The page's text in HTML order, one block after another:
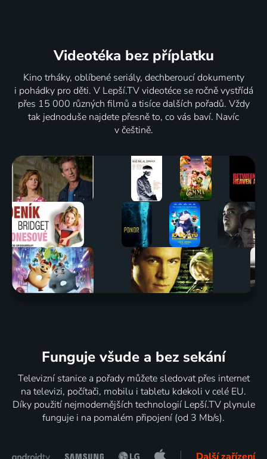
Videotéka bez příplatku
Kino trháky, oblíbené seriály, dechberoucí dokumenty
i pohádky pro děti. V Lepší.TV videotéce se ročně vystřídá
přes 15 000 různých filmů a tisíce dalších pořadů. Vždy
tak jednoduše najdete přesně to, co vás baví. Navíc
v češtině.
Funguje všude a bez sekání
Televizní stanice a pořady můžete sledovat přes internet
na televizi, počítači, mobilu i tabletu kdekoli v celé EU.
Díky použití nejmodernějších technologií Lepší.TV plynule
funguje i na pomalém připojení (od 3 Mb/s).